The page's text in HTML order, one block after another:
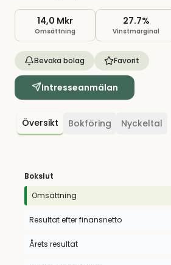
14,0 Mkr
Omsättning
27.7%
Vinstmarginal
Bevaka bolag Favorit
Intresseanmälan
Översikt Bokföring Nyckeltal
Bokslut
Omsättning
Resultat efter finansnetto
Årets resultat